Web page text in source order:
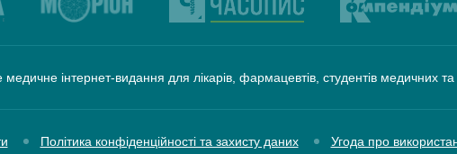
медичне інтернет-видання для лікарів, фармацевтів, студентів медичних
Політика конфіденційності та захисту даних Угода про